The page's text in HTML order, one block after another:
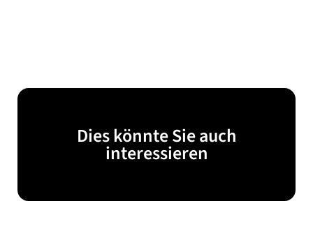
Dies könnte Sie auch
interessieren